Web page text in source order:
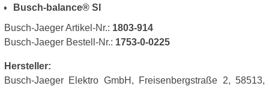
Busch-balance® SI
Busch-Jaeger Artikel-Nr.: 1803-914
Busch-Jaeger Bestell-Nr.: 1753-0-0225
Hersteller:
Busch-Jaeger Elektro GmbH, Freisenbergstraße 2, 58513,